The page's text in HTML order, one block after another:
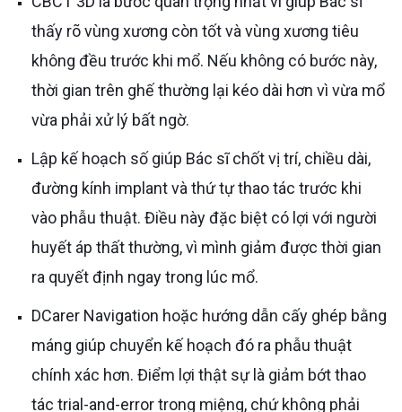
thấy rõ vùng xương còn tốt và vùng xương tiêu
không đều trước khi mổ. Nếu không có bước này,
thời gian trên ghế thường lại kéo dài hơn vì vừa mổ
vừa phải xử lý bất ngờ.
Lập kế hoạch số giúp Bác sĩ chốt vị trí, chiều dài,
đường kính implant và thứ tự thao tác trước khi
vào phẫu thuật. Điều này đặc biệt có lợi với người
huyết áp thất thường, vì mình giảm được thời gian
ra quyết định ngay trong lúc mổ.
DCarer Navigation hoặc hướng dẫn cấy ghép bằng
máng giúp chuyển kế hoạch đó ra phẫu thuật
chính xác hơn. Điểm lợi thật sự là giảm bớt thao
tác trial-and-error trong miệng, chứ không phải